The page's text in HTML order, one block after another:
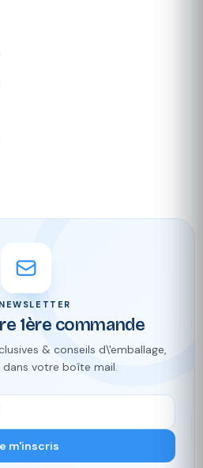
NEWSLETTER
1ère commande
& conseils d\'emballage,
votre boîte mail.
m'inscris